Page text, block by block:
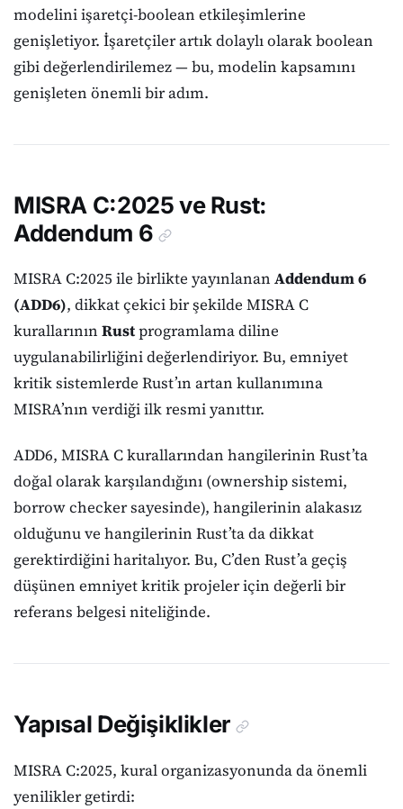
modelini işaretçi-boolean etkileşimlerine
genişletiyor. İşaretçiler artık dolaylı olarak boolean
gibi değerlendirilemez — bu, modelin kapsamını
genişleten önemli bir adım.
MISRA C:2025 ve Rust:
Addendum 6
MISRA C:2025 ile birlikte yayınlanan Addendum 6
(ADD6), dikkat çekici bir şekilde MISRA C
kurallarının Rustprogramlama diline
uygulanabilirliğini değerlendiriyor. Bu, emniyet
kritik sistemlerde Rust’ın artan kullanımına
MISRA’nın verdiği ilk resmi yanıttır.
ADD6, MISRA C kurallarından hangilerinin Rust’ta
doğal olarak karşılandığını (ownership sistemi,
borrow checker sayesinde), hangilerinin alakasız
olduğunu ve hangilerinin Rust’ta da dikkat
gerektirdiğini haritalıyor. Bu, C’den Rust’a geçiş
düşünen emniyet kritik projeler için değerli bir
referans belgesi niteliğinde.
Yapısal Değişiklikler
MISRA C:2025, kural organizasyonunda da önemli
yenilikler getirdi: